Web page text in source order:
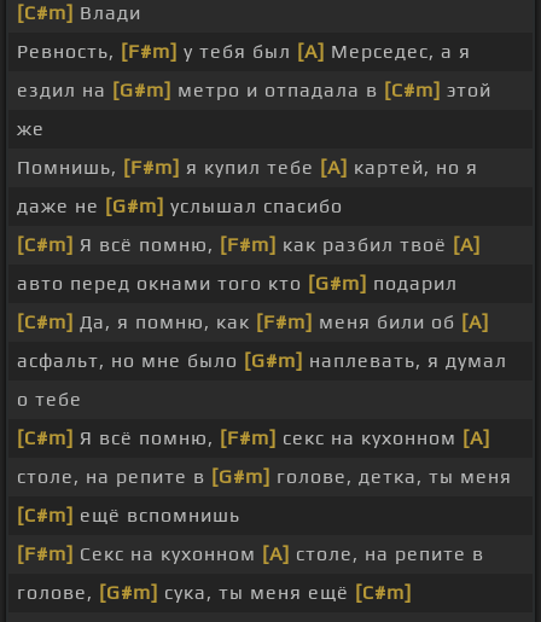
[C#m] Влади
Ревность, [F#m] у тебя был [A] Мерседес, а я
ездил на [G#m] метро и отпадала в [C#m] этой
же
Помнишь, [F#m] я купил тебе [A] картей, но я
даже не [G#m] услышал спасибо
[C#m] Я всё помню, [F#m] как разбил твоё [A]
авто перед окнами того кто [G#m] подарил
[C#m] Да, я помню, как [F#m] меня били об [A]
асфальт, но мне было [G#m] наплевать, я думал
о тебе
[C#m] Я всё помню, [F#m] секс на кухонном [A]
столе, на репите в [G#m] голове, детка, ты меня
[C#m] ещё вспомнишь
[F#m] Секс на кухонном [A] столе, на репите в
голове, [G#m] сука, ты меня ещё [C#m]